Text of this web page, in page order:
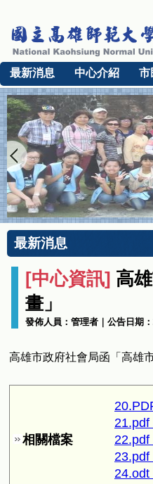
最新消息 中心介紹 市
最新消息
[中心資訊] 高
畫」
發佈人員： 管理者 ｜公告日期：
高雄市政府社會局函「高雄
相關檔案
21.pdf
22.pdf
23.pdf
24.odt